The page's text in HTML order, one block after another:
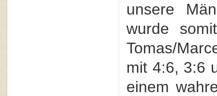
unsere
wurde
Tomas/
mit 4:6, 3:6
einem